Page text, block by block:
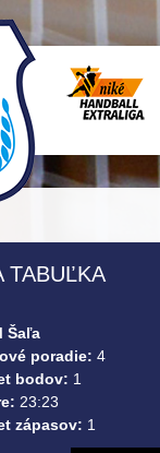
TABUĽKA
Šaľa
poradie: 4
bodov: 1
23:23
zápasov: 1